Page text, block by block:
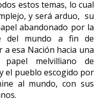
estos temas, lo cual
y será arduo, su
abandonado por la
del mundo a fin de
a esa Nación hacia una
melvilliano de
el pueblo escogido por
al mundo, con sus